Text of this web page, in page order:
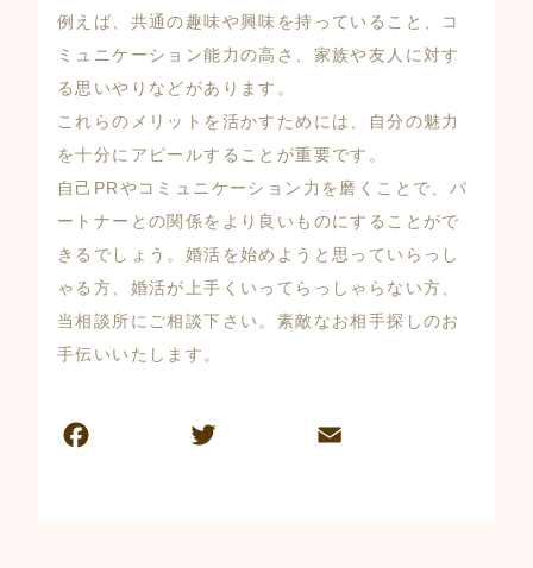
例えば、共通の趣味や興味を持っていること、コ
ミュニケーション能力の高さ、家族や友人に対す
る思いやりなどがあります。
これらのメリットを活かすためには、自分の魅力
を十分にアピールすることが重要です。
自己PRやコミュニケーション力を磨くことで、パ
ートナーとの関係をより良いものにすることがで
きるでしょう。婚活を始めようと思っていらっし
ゃる方、婚活が上手くいってらっしゃらない方、
当相談所にご相談下さい。素敵なお相手探しのお
手伝いいたします。